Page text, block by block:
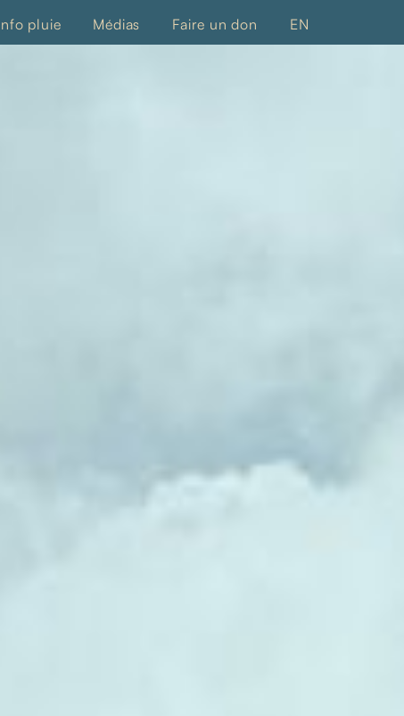
pluie Médias Faire un don EN